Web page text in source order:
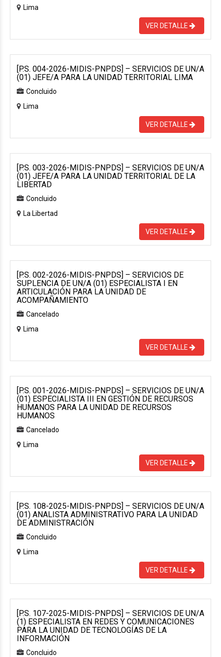
Lima
VER DETALLE
[P.S. 004-2026-MIDIS-PNPDS] – SERVICIOS DE UN/A
(01) JEFE/A PARA LA UNIDAD TERRITORIAL LIMA
Concluido
Lima
VER DETALLE
[P.S. 003-2026-MIDIS-PNPDS] – SERVICIOS DE UN/A
(01) JEFE/A PARA LA UNIDAD TERRITORIAL DE LA
LIBERTAD
Concluido
La Libertad
VER DETALLE
[P.S. 002-2026-MIDIS-PNPDS] – SERVICIOS DE
SUPLENCIA DE UN/A (01) ESPECIALISTA I EN
ARTICULACIÓN PARA LA UNIDAD DE
ACOMPAÑAMIENTO
Cancelado
Lima
VER DETALLE
[P.S. 001-2026-MIDIS-PNPDS] – SERVICIOS DE UN/A
(01) ESPECIALISTA III EN GESTIÓN DE RECURSOS
HUMANOS PARA LA UNIDAD DE RECURSOS
HUMANOS
Cancelado
Lima
VER DETALLE
[P.S. 108-2025-MIDIS-PNPDS] – SERVICIOS DE UN/A
(01) ANALISTA ADMINISTRATIVO PARA LA UNIDAD
DE ADMINISTRACIÓN
Concluido
Lima
VER DETALLE
[P.S. 107-2025-MIDIS-PNPDS] – SERVICIOS DE UN/A
(1) ESPECIALISTA EN REDES Y COMUNICACIONES
PARA LA UNIDAD DE TECNOLOGÍAS DE LA
INFORMACIÓN
Concluido